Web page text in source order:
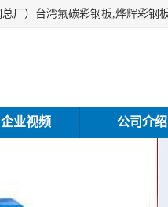
企业视频 公司介绍